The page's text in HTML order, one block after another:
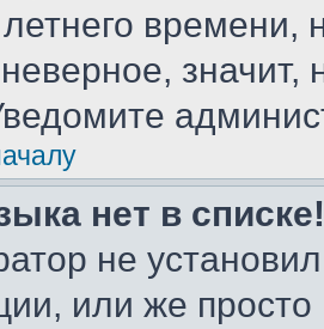
летнего
значит,
нет в списке!
не
или же